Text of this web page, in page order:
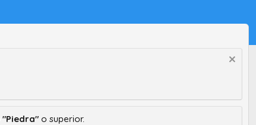
"Piedra" o superior.